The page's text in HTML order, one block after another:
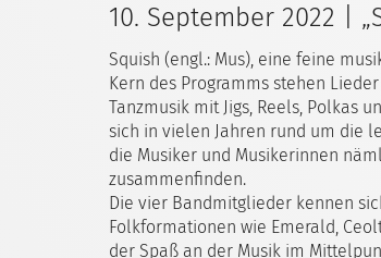
10. September 2022 |
Squish (engl.: Mus), eine feine
Kern des Programms stehen
Tanzmusik mit Jigs, Reels, Polkas
sich in vielen Jahren rund um die
die Musiker und Musikerinnen
zusammenfinden.
Die vier Bandmitglieder kennen
Folkformationen wie Emerald,
der Spaß an der Musik im